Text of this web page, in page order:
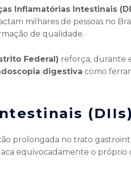
Inflamatórias Intestinais
milhares de pessoas no
de qualidade.
Federal) reforça, durante
digestiva como
prolongada no trato
equivocadamente o próprio